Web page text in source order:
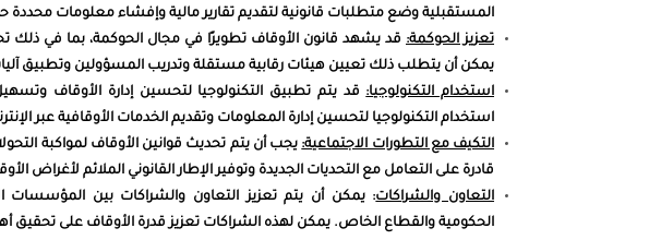
المستقبلية وضع متطلبات قانونية لتقديم تقارير مالية وإفشاء معلومات محددة
تعزيز الحوكمة: قد يشهد قانون الأوقاف تطويرًا في مجال الحوكمة، بما في ذلك
يمكن أن يتطلب ذلك تعيين هيئات رقابية مستقلة وتدريب المسؤولين وتطبيق
استخدام التكنولوجيا:قد يتم تطبيق التكنولوجيا لتحسين إدارة الأوقاف
استخدام التكنولوجيا لتحسين إدارة المعلومات وتقديم الخدمات الأوقافية عبر
التكيف مع التطورات الاجتماعية:يجب أن يتم تحديث قوانين الأوقاف لمواكبة
قادرة على التعامل مع التحديات الجديدة وتوفير الإطار القانوني الملائم لأغراض
التعاون والشراكات: يمكن أن يتم تعزيز التعاون والشراكات بين المؤسسات
الحكومية والقطاع الخاص. يمكن لهذه الشراكات تعزيز قدرة الأوقاف على تحقيق